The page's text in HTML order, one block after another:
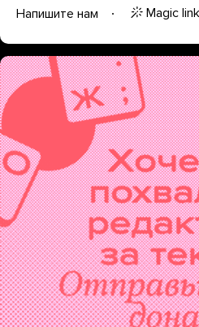
Напишите нам
Magic link